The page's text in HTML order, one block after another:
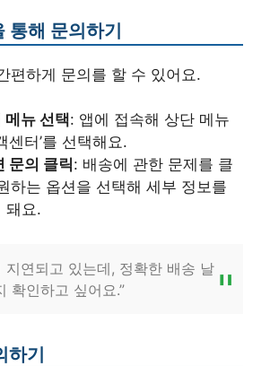
통해 문의하기
편하게 문의를 할 수 있어요.
메뉴 선택: 앱에 접속해 상단 메뉴
센터’를 선택해요.
문의 클릭: 배송에 관한 문제를 클
하는 옵션을 선택해 세부 정보를
돼요.
지연되고 있는데, 정확한 배송 날
확인하고 싶어요.”
하기